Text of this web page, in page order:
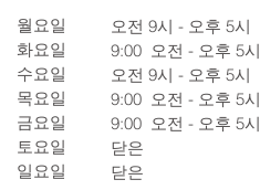
월요일
화요일
수요일
목요일
금요일
토요일
일요일
오전 9시 - 오후 5시
9:00 오전 - 오후 5시
오전 9시 - 오후 5시
9:00 오전 - 오후 5시
9:00 오전 - 오후 5시
닫은
닫은